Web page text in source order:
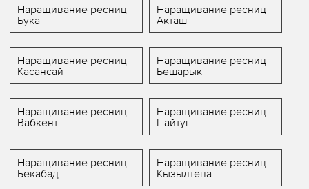
Наращивание ресниц
Бука
Наращивание ресниц
Акташ
Наращивание ресниц
Касансай
Наращивание ресниц
Бешарык
Наращивание ресниц
Вабкент
Наращивание ресниц
Пайтуг
Наращивание ресниц
Бекабад
Наращивание ресниц
Кызылтепа